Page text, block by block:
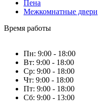
Пена
Межкомнатные двери
Время работы
Пн: 9:00 - 18:00
Вт: 9:00 - 18:00
Ср: 9:00 - 18:00
Чт: 9:00 - 18:00
Пт: 9:00 - 18:00
Сб: 9:00 - 13:00